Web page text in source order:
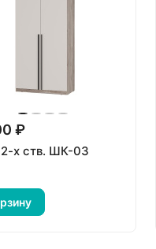
₽
х ств. ШК-03